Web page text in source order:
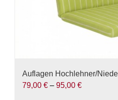
Auflagen Hochlehner/
79,00 € – 95,00 €